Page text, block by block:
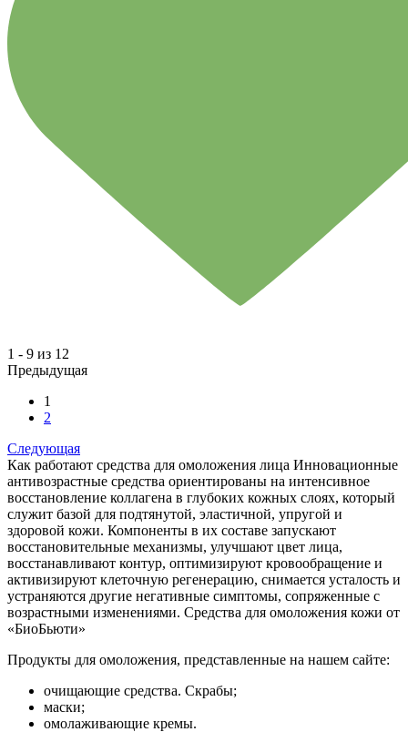
1 - 9 из 12
Предыдущая
1
2
Следующая
Как работают средства для омоложения лица Инновационные
антивозрастные средства ориентированы на интенсивное
восстановление коллагена в глубоких кожных слоях, который
служит базой для подтянутой, эластичной, упругой и
здоровой кожи. Компоненты в их составе запускают
восстановительные механизмы, улучшают цвет лица,
восстанавливают контур, оптимизируют кровообращение и
активизируют клеточную регенерацию, снимается усталость и
устраняются другие негативные симптомы, сопряженные с
возрастными изменениями. Средства для омоложения кожи от
«БиоБьюти»
Продукты для омоложения, представленные на нашем сайте:
очищающие средства. Скрабы;
маски;
омолаживающие кремы.